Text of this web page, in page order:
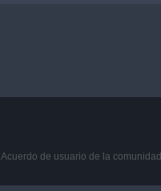
Acuerdo de usuario de la comunidad